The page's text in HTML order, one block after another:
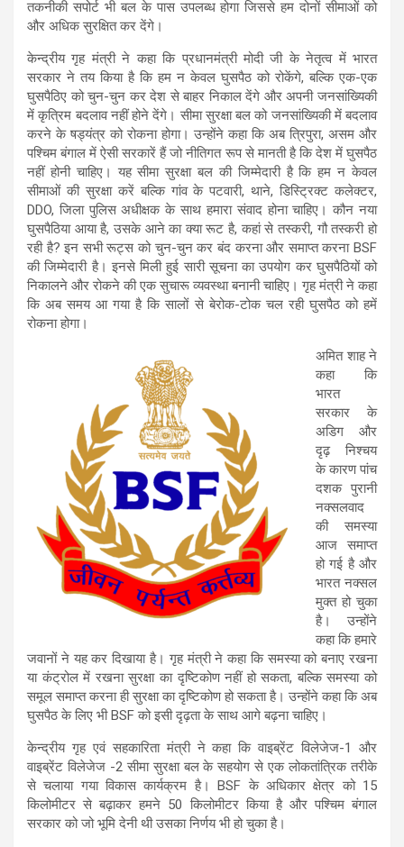
तकनीकी सपोर्ट भी बल के पास उपलब्ध होगा जिससे हम दोनों सीमाओं को
और अधिक सुरक्षित कर देंगे।
केन्द्रीय गृह मंत्री ने कहा कि प्रधानमंत्री मोदी जी के नेतृत्व में भारत
सरकार ने तय किया है कि हम न केवल घुसपैठ को रोकेंगे, बल्कि एक-एक
घुसपैठिए को चुन-चुन कर देश से बाहर निकाल देंगे और अपनी जनसांख्यिकी
में कृत्रिम बदलाव नहीं होने देंगे। सीमा सुरक्षा बल को जनसांख्यिकी में बदलाव
करने के षड्यंत्र को रोकना होगा। उन्होंने कहा कि अब त्रिपुरा, असम और
पश्चिम बंगाल में ऐसी सरकारें हैं जो नीतिगत रूप से मानती है कि देश में घुसपैठ
नहीं होनी चाहिए। यह सीमा सुरक्षा बल की जिम्मेदारी है कि हम न केवल
सीमाओं की सुरक्षा करें बल्कि गांव के पटवारी, थाने, डिस्ट्रिक्ट कलेक्टर,
DDO, जिला पुलिस अधीक्षक के साथ हमारा संवाद होना चाहिए। कौन नया
घुसपैठिया आया है, उसके आने का क्या रूट है, कहां से तस्करी, गौ तस्करी हो
रही है? इन सभी रूट्स को चुन-चुन कर बंद करना और समाप्त करना BSF
की जिम्मेदारी है। इनसे मिली हुई सारी सूचना का उपयोग कर घुसपैठियों को
निकालने और रोकने की एक सुचारू व्यवस्था बनानी चाहिए। गृह मंत्री ने कहा
कि अब समय आ गया है कि सालों से बेरोक-टोक चल रही घुसपैठ को हमें
रोकना होगा।
अमित शाह ने
कहा कि
भारत
सरकार के
अडिग और
दृढ़ निश्चय
के कारण पांच
दशक पुरानी
नक्सलवाद
की समस्या
आज समाप्त
हो गई है और
भारत नक्सल
मुक्त हो चुका
है। उन्होंने
कहा कि हमारे
जवानों ने यह कर दिखाया है। गृह मंत्री ने कहा कि समस्या को बनाए रखना
या कंट्रोल में रखना सुरक्षा का दृष्टिकोण नहीं हो सकता, बल्कि समस्या को
समूल समाप्त करना ही सुरक्षा का दृष्टिकोण हो सकता है। उन्होंने कहा कि अब
घुसपैठ के लिए भी BSF को इसी दृढ़ता के साथ आगे बढ़ना चाहिए।
केन्द्रीय गृह एवं सहकारिता मंत्री ने कहा कि वाइब्रेंट विलेजेज-1 और
वाइब्रेंट विलेजेज -2 सीमा सुरक्षा बल के सहयोग से एक लोकतांत्रिक तरीके
से चलाया गया विकास कार्यक्रम है। BSF के अधिकार क्षेत्र को 15
किलोमीटर से बढ़ाकर हमने 50 किलोमीटर किया है और पश्चिम बंगाल
सरकार को जो भूमि देनी थी उसका निर्णय भी हो चुका है।